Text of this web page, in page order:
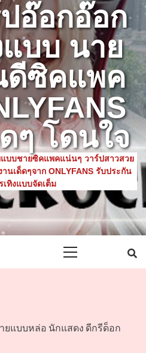
อ๊อกอ๊อก
บบ นาย
ดีซิคแพค
ๆ โดนใจ
บบชายซิคแพคแน่นๆ วาร์ปสาวสวย
นเด็ดๆจาก ONLYFANS รับประกัน
เทิงแบบจัดเต็ม
ายแบบหล่อ นักแสดง ดีกรีด็อก